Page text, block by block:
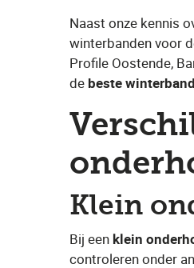
Naast onze kennis
winterbanden voor
Profile Oostende,
de ​ beste
Klein
Bij een ​klein
controleren onder